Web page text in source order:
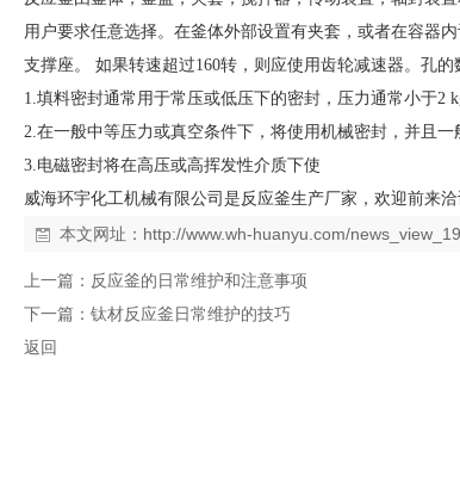
用户要求任意选择。在釜体外部设置有夹套，或者在容器
支撑座。 如果转速超过160转，则应使用齿轮减速器。孔
1.填料密封通常用于常压或低压下的密封，压力通常小于2
2.在一般中等压力或真空条件下，将使用机械密封，并且一
3.电磁密封将在高压或高挥发性介质下使
威海环宇化工机械有限公司是反应釜生产厂家，欢迎前来洽
本文网址： http://www.wh-huanyu.com/
上一篇： 反应釜的日常维护和注意事项
下一篇： 钛材反应釜日常维护的技巧
返回